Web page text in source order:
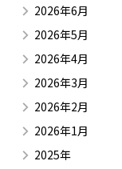
2026年6月
2026年5月
2026年4月
2026年3月
2026年2月
2026年1月
2025年